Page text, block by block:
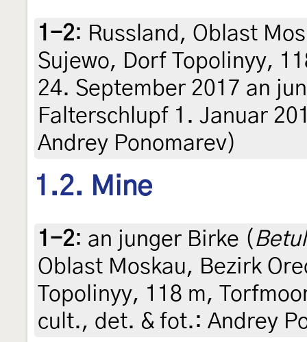
1-2: Russland, Oblast
Sujewo, Dorf Topolinyy,
24. September 2017 an
Falterschlupf 1. Januar
Andrey Ponomarev)
1.2. Mine
1-2: an junger Birke (
Oblast Moskau, Bezirk
Topolinyy, 118 m,
cult., det. & fot.: Andrey